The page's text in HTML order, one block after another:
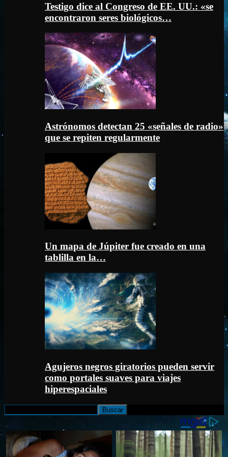
Testigo dice al Congreso de EE. UU.: «se
encontraron seres biológicos…
Astrónomos detectan 25 «señales de radio»
que se repiten regularmente
Un mapa de Júpiter fue creado en una
tablilla en la…
Agujeros negros giratorios pueden servir
como portales suaves para viajes
hiperespaciales